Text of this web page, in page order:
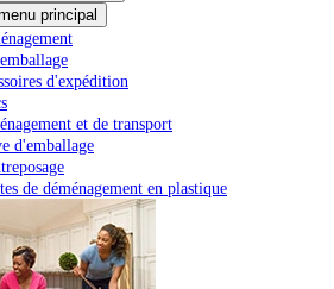
principal
d'expédition
et de transport
d'emballage
de déménagement en plastique